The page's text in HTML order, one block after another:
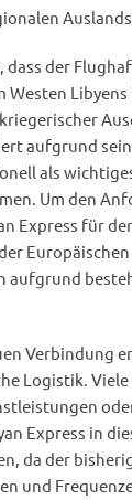
der
aufgrund
als
Um den
Express für
aufgrund
Verbindung
Logistik.
Express in
da der
und